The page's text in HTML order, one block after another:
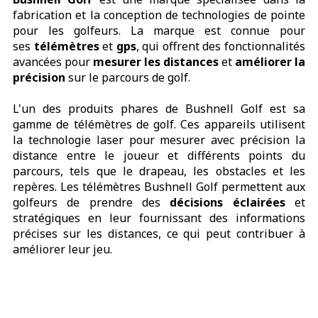
fabrication et la conception de technologies de pointe
pour les golfeurs. La marque est connue pour
ses télémètreset gps, qui offrent des fonctionnalités
avancées pour mesurer les distanceset améliorer la
précision sur le parcours de golf.
L'un des produits phares de Bushnell Golf est sa
gamme de télémètres de golf. Ces appareils utilisent
la technologie laser pour mesurer avec précision la
distance entre le joueur et différents points du
parcours, tels que le drapeau, les obstacles et les
repères. Les télémètres Bushnell Golf permettent aux
golfeurs de prendre des décisions éclairéeset
stratégiques en leur fournissant des informations
précises sur les distances, ce qui peut contribuer à
améliorer leur jeu.